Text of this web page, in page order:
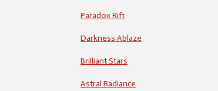
Paradox Rift
Darkness Ablaze
Brilliant Stars
Astral Radiance